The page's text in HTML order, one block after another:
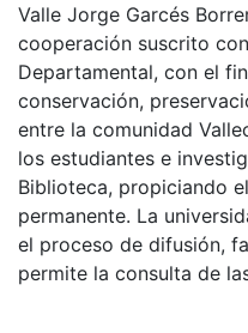
Valle Jorge Garcés
cooperación suscrito
Departamental, con el
conservación,
entre la comunidad
los estudiantes e
Biblioteca, propiciando
permanente. La
el proceso de difusión,
permite la consulta de